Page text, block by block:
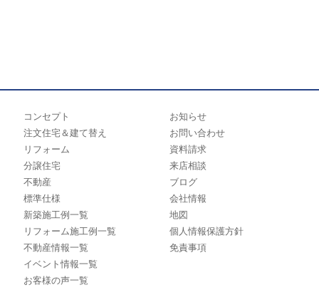
コンセプト
注文住宅＆建て替え
リフォーム
分譲住宅
不動産
標準仕様
新築施工例一覧
リフォーム施工例一覧
不動産情報一覧
イベント情報一覧
お客様の声一覧
お知らせ
お問い合わせ
資料請求
来店相談
ブログ
会社情報
地図
個人情報保護方針
免責事項